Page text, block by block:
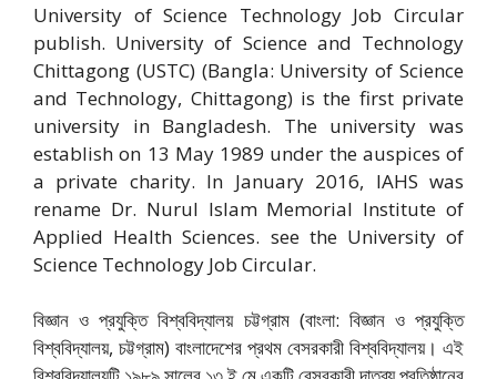
University of Science Technology Job Circular
publish. University of Science and Technology
Chittagong (USTC) (Bangla: University of Science
and Technology, Chittagong) is the first private
university in Bangladesh. The university was
establish on 13 May 1989 under the auspices of
a private charity. In January 2016, IAHS was
rename Dr. Nurul Islam Memorial Institute of
Applied Health Sciences. see the University of
Science Technology Job Circular.
বিজ্ঞান ও প্রযুক্তি বিশ্ববিদ্যালয় চট্টগ্রাম (বাংলা: বিজ্ঞান ও প্রযুক্তি
বিশ্ববিদ্যালয়, চট্টগ্রাম) বাংলাদেশের প্রথম বেসরকারী বিশ্ববিদ্যালয়। এই